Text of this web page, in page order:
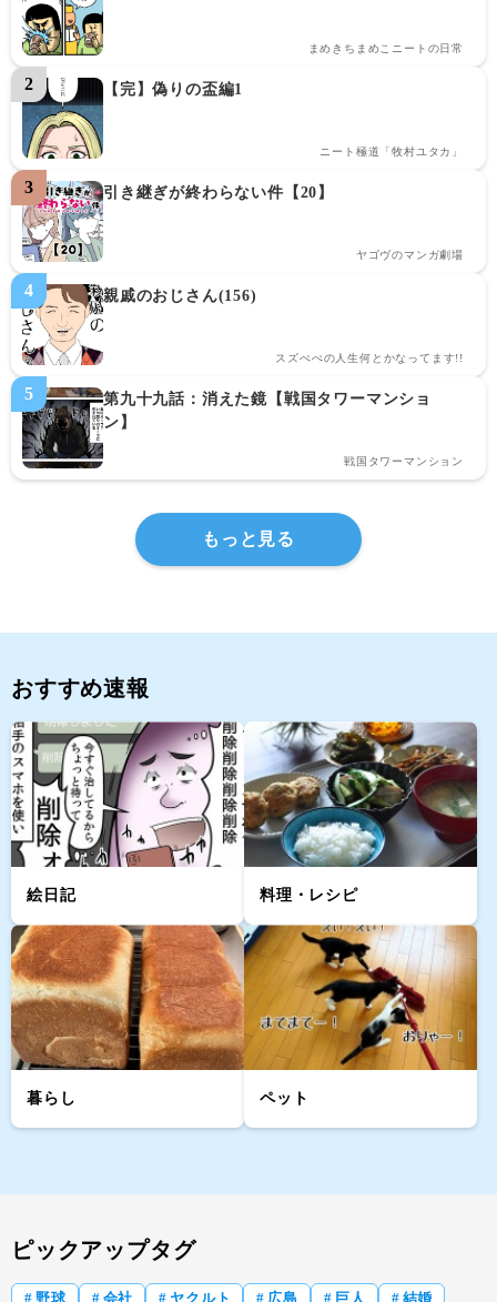
まめきちまめこニートの日常
【完】偽りの盃編1
ニート極道「牧村ユタカ」
引き継ぎが終わらない件【20】
ヤゴヴのマンガ劇場
親戚のおじさん(156)
スズぺぺの人生何とかなってます!!
第九十九話：消えた鏡【戦国タワーマンショ
ン】
戦国タワーマンション
もっと見る
おすすめ速報
絵日記 料理・レシピ
暮らし ペット
ピックアップタグ
野球 会社 ヤクルト 広島 巨人 結婚